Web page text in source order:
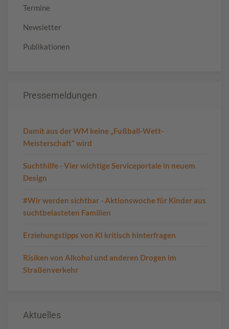
Termine
Newsletter
Publikationen
Pressemeldungen
Damit aus der WM keine „Fußball-Wett-
Meisterschaft“ wird
Suchthilfe - Vier wichtige Serviceportale in neuem
Design
#Wir werden sichtbar - Aktionswoche für Kinder aus
suchtbelasteten Familien
Erziehungstipps von KI kritisch hinterfragen
Risiken von Alkohol und anderen Drogen im
Straßenverkehr
Aktuelles